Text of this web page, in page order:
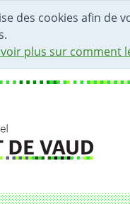
des cookies afin de
plus sur comment
CONTENU DE LA
CHAMP DE
DE CONTACT